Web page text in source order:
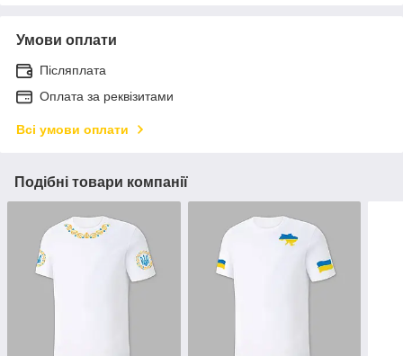
Умови оплати
Післяплата
Оплата за реквізитами
Всі умови оплати
Подібні товари компанії